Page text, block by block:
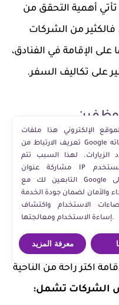
تأتي أهمية التحقق من
عروض الشركات والمؤسسات. فالكثير من الشركات
الإقامة في الفنادق،
على تكاليف السفر.
يكون لديك الحق في
الاستفادة من خصومات خاصة عند الحجز في مجموعة
بينما كنت أبحث عن
أن شركتي لديها
شراكة مع فندق محلي يقدم خصمًا بنسبة 20%
أكثر راحة من الناحية
الشركات تشمل:
الإلكتروني هذا ملفات
تعريف الارتباط من Google لتقديم خدماته
الزيارات. لهذا السبب تتم
مشاركة عنوان IP ووكيل المستخدم
التابعين لك مع Google بالإضافة إلى
والأمان لضمان جودة الخدمة
الاستخدام واكتشاف
إساءة الاستخدام ومعالجتها.
معرفة المزيد